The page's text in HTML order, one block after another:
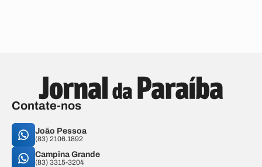
Contate-nos
João Pessoa
(83) 2106.1892
Campina Grande
(83) 3315-3204